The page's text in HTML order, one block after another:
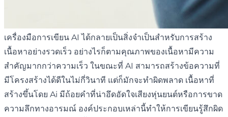
เครื่องมือการเขียน AI ได้กลายเป็นสิ่งจำเป็นสำหรับการสร้าง
เนื้อหาอย่างรวดเร็ว อย่างไรก็ตามคุณภาพของเนื้อหามีความ
สำคัญมากกว่าความเร็ว ในขณะที่ AI สามารถสร้างข้อความที่
มีโครงสร้างได้ดีในไม่กี่วินาที แต่ก็มักจะทำผิดพลาด เนื้อหาที่
สร้างขึ้นโดย Ai มีถ้อยคำที่น่าอึดอัดใจเสียงหุ่นยนต์หรือการขาด
ความลึกทางอารมณ์ องค์ประกอบเหล่านี้ทำให้การเขียนรู้สึกผิด